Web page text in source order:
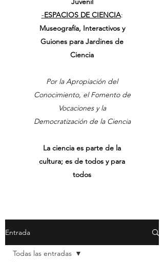
-ESPACIOS DE CIENCIA:
Museografía, Interactivos y
Guiones para Jardines de
Ciencia
Por la Apropiación del
Conocimiento, el Fomento de
Vocaciones y la
Democratización de la Ciencia
La ciencia es parte de la
cultura; es de todos y para
todos
Entrada
Todas las entradas